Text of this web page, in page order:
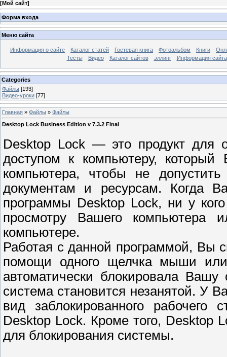
[Мой сайт]
Форма входа
Меню сайта
Информация о сайте Каталог статей Гостевая книга Фотоальбом Книги
Тесты
Видео Каталог сайтов эллинг Информация сайта
Categories
Файлы [193]
Видео-уроки [77]
Главная » Файлы » Файлы
Desktop Lock Business Edition v 7.3.2 Final
Desktop Lock — это продукт для
доступом к компьютеру,
компьютера, чтобы не
документам и ресурсам. Когда
программы Desktop Lock, ни у
просмотру Вашего компьютера
компьютере.
Работая с данной программой, Вы
помощи одного щелчка мыши
автоматически блокировала
система становится незанятой. У
вид заблокированного рабочего
Desktop Lock. Кроме того, Desktop
для блокирования системы.